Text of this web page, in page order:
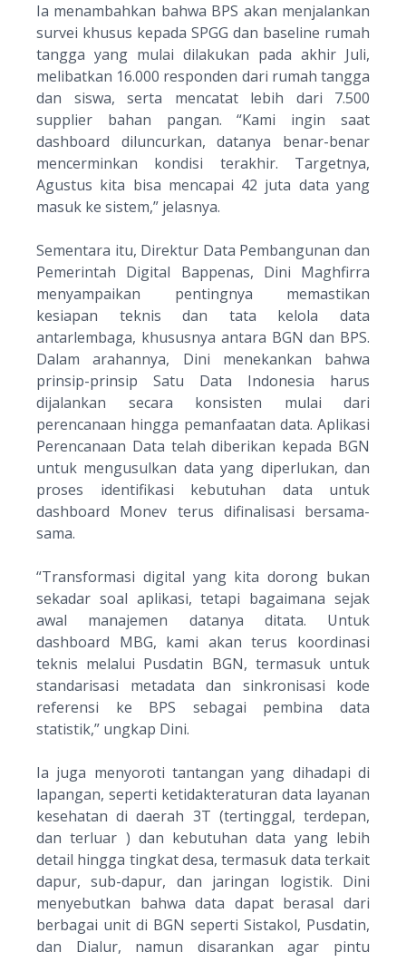
Ia menambahkan bahwa BPS akan menjalankan
survei khusus kepada SPGG dan baseline rumah
tangga yang mulai dilakukan pada akhir Juli,
melibatkan 16.000 responden dari rumah tangga
dan siswa, serta mencatat lebih dari 7.500
supplier bahan pangan. “Kami ingin saat
dashboard diluncurkan, datanya benar-benar
mencerminkan kondisi terakhir. Targetnya,
Agustus kita bisa mencapai 42 juta data yang
masuk ke sistem,” jelasnya.
Sementara itu, Direktur Data Pembangunan dan
Pemerintah Digital Bappenas, Dini Maghfirra
menyampaikan pentingnya memastikan
kesiapan teknis dan tata kelola data
antarlembaga, khususnya antara BGN dan BPS.
Dalam arahannya, Dini menekankan bahwa
prinsip-prinsip Satu Data Indonesia harus
dijalankan secara konsisten mulai dari
perencanaan hingga pemanfaatan data. Aplikasi
Perencanaan Data telah diberikan kepada BGN
untuk mengusulkan data yang diperlukan, dan
proses identifikasi kebutuhan data untuk
dashboard Monev terus difinalisasi bersama-
sama.
“Transformasi digital yang kita dorong bukan
sekadar soal aplikasi, tetapi bagaimana sejak
awal manajemen datanya ditata. Untuk
dashboard MBG, kami akan terus koordinasi
teknis melalui Pusdatin BGN, termasuk untuk
standarisasi metadata dan sinkronisasi kode
referensi ke BPS sebagai pembina data
statistik,” ungkap Dini.
Ia juga menyoroti tantangan yang dihadapi di
lapangan, seperti ketidakteraturan data layanan
kesehatan di daerah 3T (tertinggal, terdepan,
dan terluar ) dan kebutuhan data yang lebih
detail hingga tingkat desa, termasuk data terkait
dapur, sub-dapur, dan jaringan logistik. Dini
menyebutkan bahwa data dapat berasal dari
berbagai unit di BGN seperti Sistakol, Pusdatin,
dan Dialur, namun disarankan agar pintu